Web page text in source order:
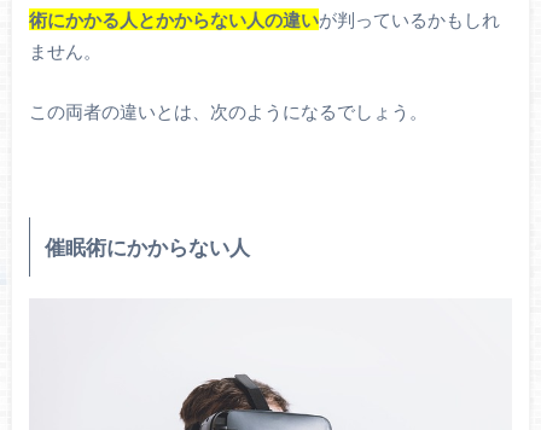
術にかかる人とかからない人の違いが判っているかもしれ
ません。
この両者の違いとは、次のようになるでしょう。
催眠術にかからない人